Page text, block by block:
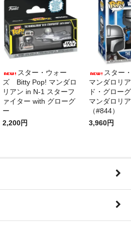
スター・ウォー
ズ Bitty Pop! マンダロ
リアン in N-1 スターフ
ァイター with グローグ
ー
2,200円
スター
マンダロリ
ド・グロー
マンダロリ
（#844）
3,960円